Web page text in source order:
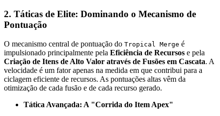
2. Táticas de Elite: Dominando o Mecanismo de
Pontuação
O mecanismo central de pontuação do Tropical Merge é
impulsionado principalmente pela Eficiência de Recursos e pela
Criação de Itens de Alto Valor através de Fusões em Cascata. A
velocidade é um fator apenas na medida em que contribui para a
ciclagem eficiente de recursos. As pontuações altas vêm da
otimização de cada fusão e de cada recurso gerado.
Tática Avançada: A "Corrida do Item Apex"